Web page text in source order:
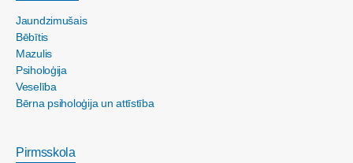
Jaundzimušais
Bēbītis
Mazulis
Psiholoģija
Veselība
Bērna psiholoģija un attīstība
Pirmsskola